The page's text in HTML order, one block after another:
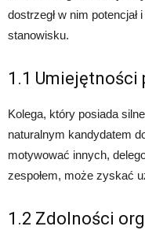
dostrzegł w nim
stanowisku.
1.1 Umiejętności
Kolega, który posiada
naturalnym kandydatem
motywować innych,
zespołem, może zyskać
1.2 Zdolności